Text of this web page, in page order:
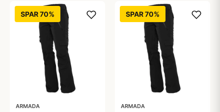
SPAR 70%
ARMADA
SPAR 70%
ARMADA